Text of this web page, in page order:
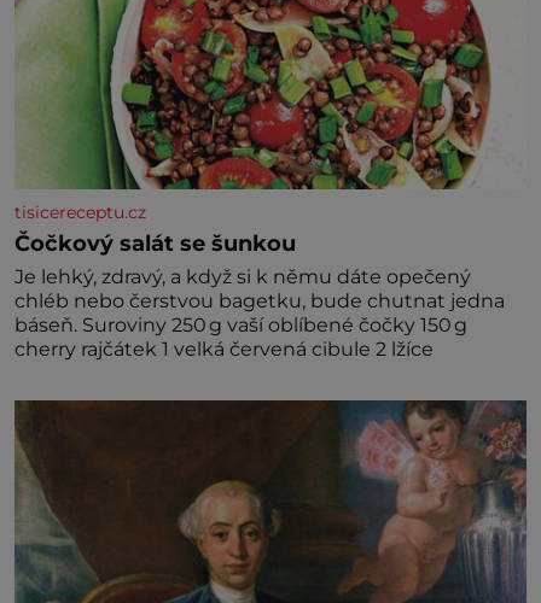
tisicereceptu.cz
Čočkový salát se šunkou
Je lehký, zdravý, a když si k němu dáte opečený
chléb nebo čerstvou bagetku, bude chutnat jedna
báseň. Suroviny 250 g vaší oblíbené čočky 150 g
cherry rajčátek 1 velká červená cibule 2 lžíce